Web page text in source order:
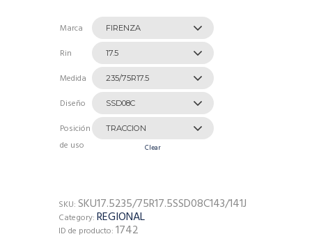
Marca
Rin
Medida
Diseño
Posición
de uso
Clear
SKU: SKU17.5235/75R17.5SSD08C143/141J
Category: REGIONAL
ID de producto: 1742